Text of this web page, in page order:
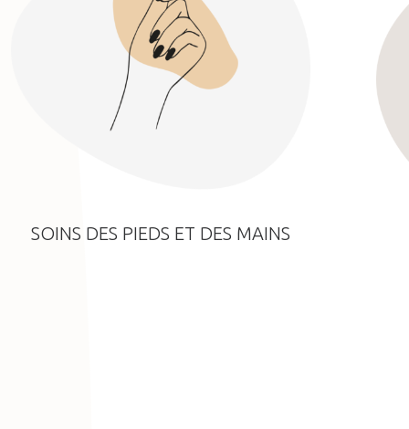
SOINS DES PIEDS ET DES MAINS